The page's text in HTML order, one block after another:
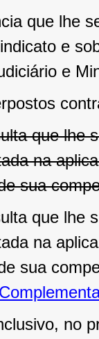
que lhe
e
e
que lhe
na
sua
que lhe
na
sua
no